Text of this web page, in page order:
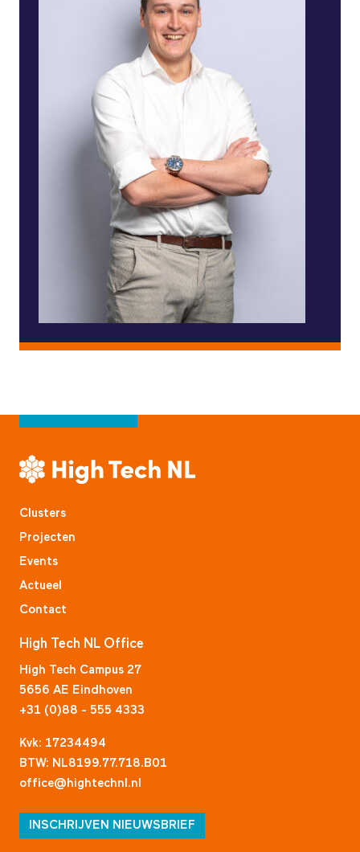
Clusters
Projecten
Events
Actueel
Contact
High Tech NL Office
High Tech Campus 27
5656 AE Eindhoven
+31 (0)88 - 555 4333
Kvk: 17234494
BTW: NL8199.77.718.B01
office@hightechnl.nl
INSCHRIJVEN NIEUWSBRIEF